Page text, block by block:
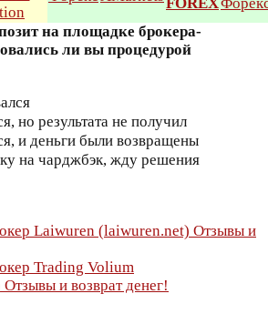
на площадке брокера-
ли вы процедурой
но результата не получил
и деньги были возвращены
на чарджбэк, жду решения
Laiwuren (laiwuren.net) Отзывы и
Trading Volium
и возврат денег!